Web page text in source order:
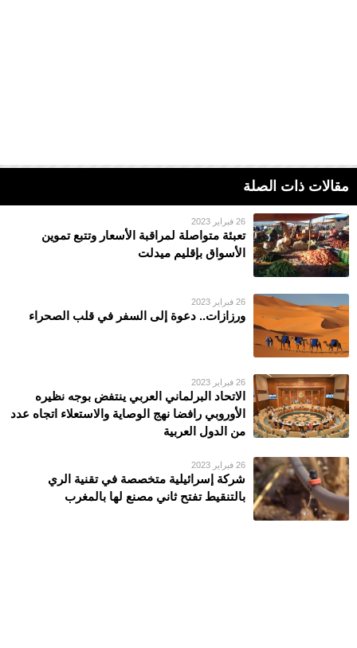
مقالات ذات الصلة
26 فبراير 2023
تعبئة متواصلة لمراقبة الأسعار وتتبع تموين
الأسواق بإقليم ميدلت
26 فبراير 2023
ورزازات.. دعوة إلى السفر في قلب الصحراء
26 فبراير 2023
الاتحاد البرلماني العربي ينتفض بوجه نظيره
الأوروبي رافضا نهج الوصاية والاستعلاء اتجاه عدد
من الدول العربية
26 فبراير 2023
شركة إسرائيلية متخصصة في تقنية الري
بالتنقيط تفتح ثاني مصنع لها بالمغرب